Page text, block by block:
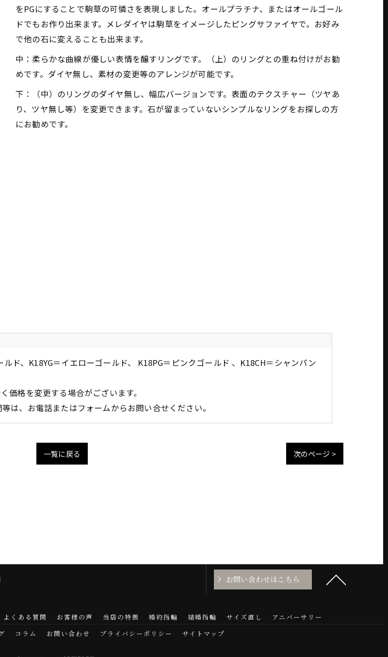
をPGにすることで駒草の可憐さを表現しました。オールプラチナ、またはオールゴール
ドでもお作り出来ます。メレダイヤは駒草をイメージしたピングサファイヤで。お好み
で他の石に変えることも出来ます。
中：柔らかな曲線が優しい表情を醸すリングです。（上）のリングとの重ね付けがお勧
めです。ダイヤ無し、素材の変更等のアレンジが可能です。
下：（中）のリングのダイヤ無し、幅広バージョンです。表面のテクスチャー（ツヤあ
り、ツヤ無し等）を変更できます。石が留まっていないシンプルなリングをお探しの方
にお勧めです。
ド、K18YG＝イエローゴールド、 K18PG＝ピンクゴールド 、K18CH＝シャンパン
格を変更する場合がございます。
、お電話またはフォームからお問い合せください。
一覧に戻る 次のページ >
お問い合わせはこちら
よくある質問 お客様の声 当店の特徴 婚約指輪 結婚指輪 サイズ直し
アニバーサリー
コラム お問い合わせ プライバシーポリシー サイトマップ